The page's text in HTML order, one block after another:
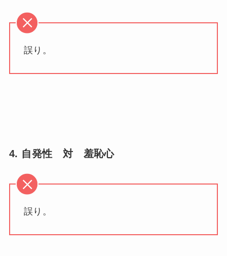
誤り。
4. 自発性 対 羞恥心
誤り。